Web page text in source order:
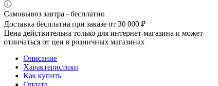
Самовывоз завтра - бесплатно
Доставка бесплатна при заказе от 30 000 ₽
Цена действительна только для интернет-магазина и может
отличаться от цен в розничных магазинах
Описание
Характеристики
Как купить
Оплата